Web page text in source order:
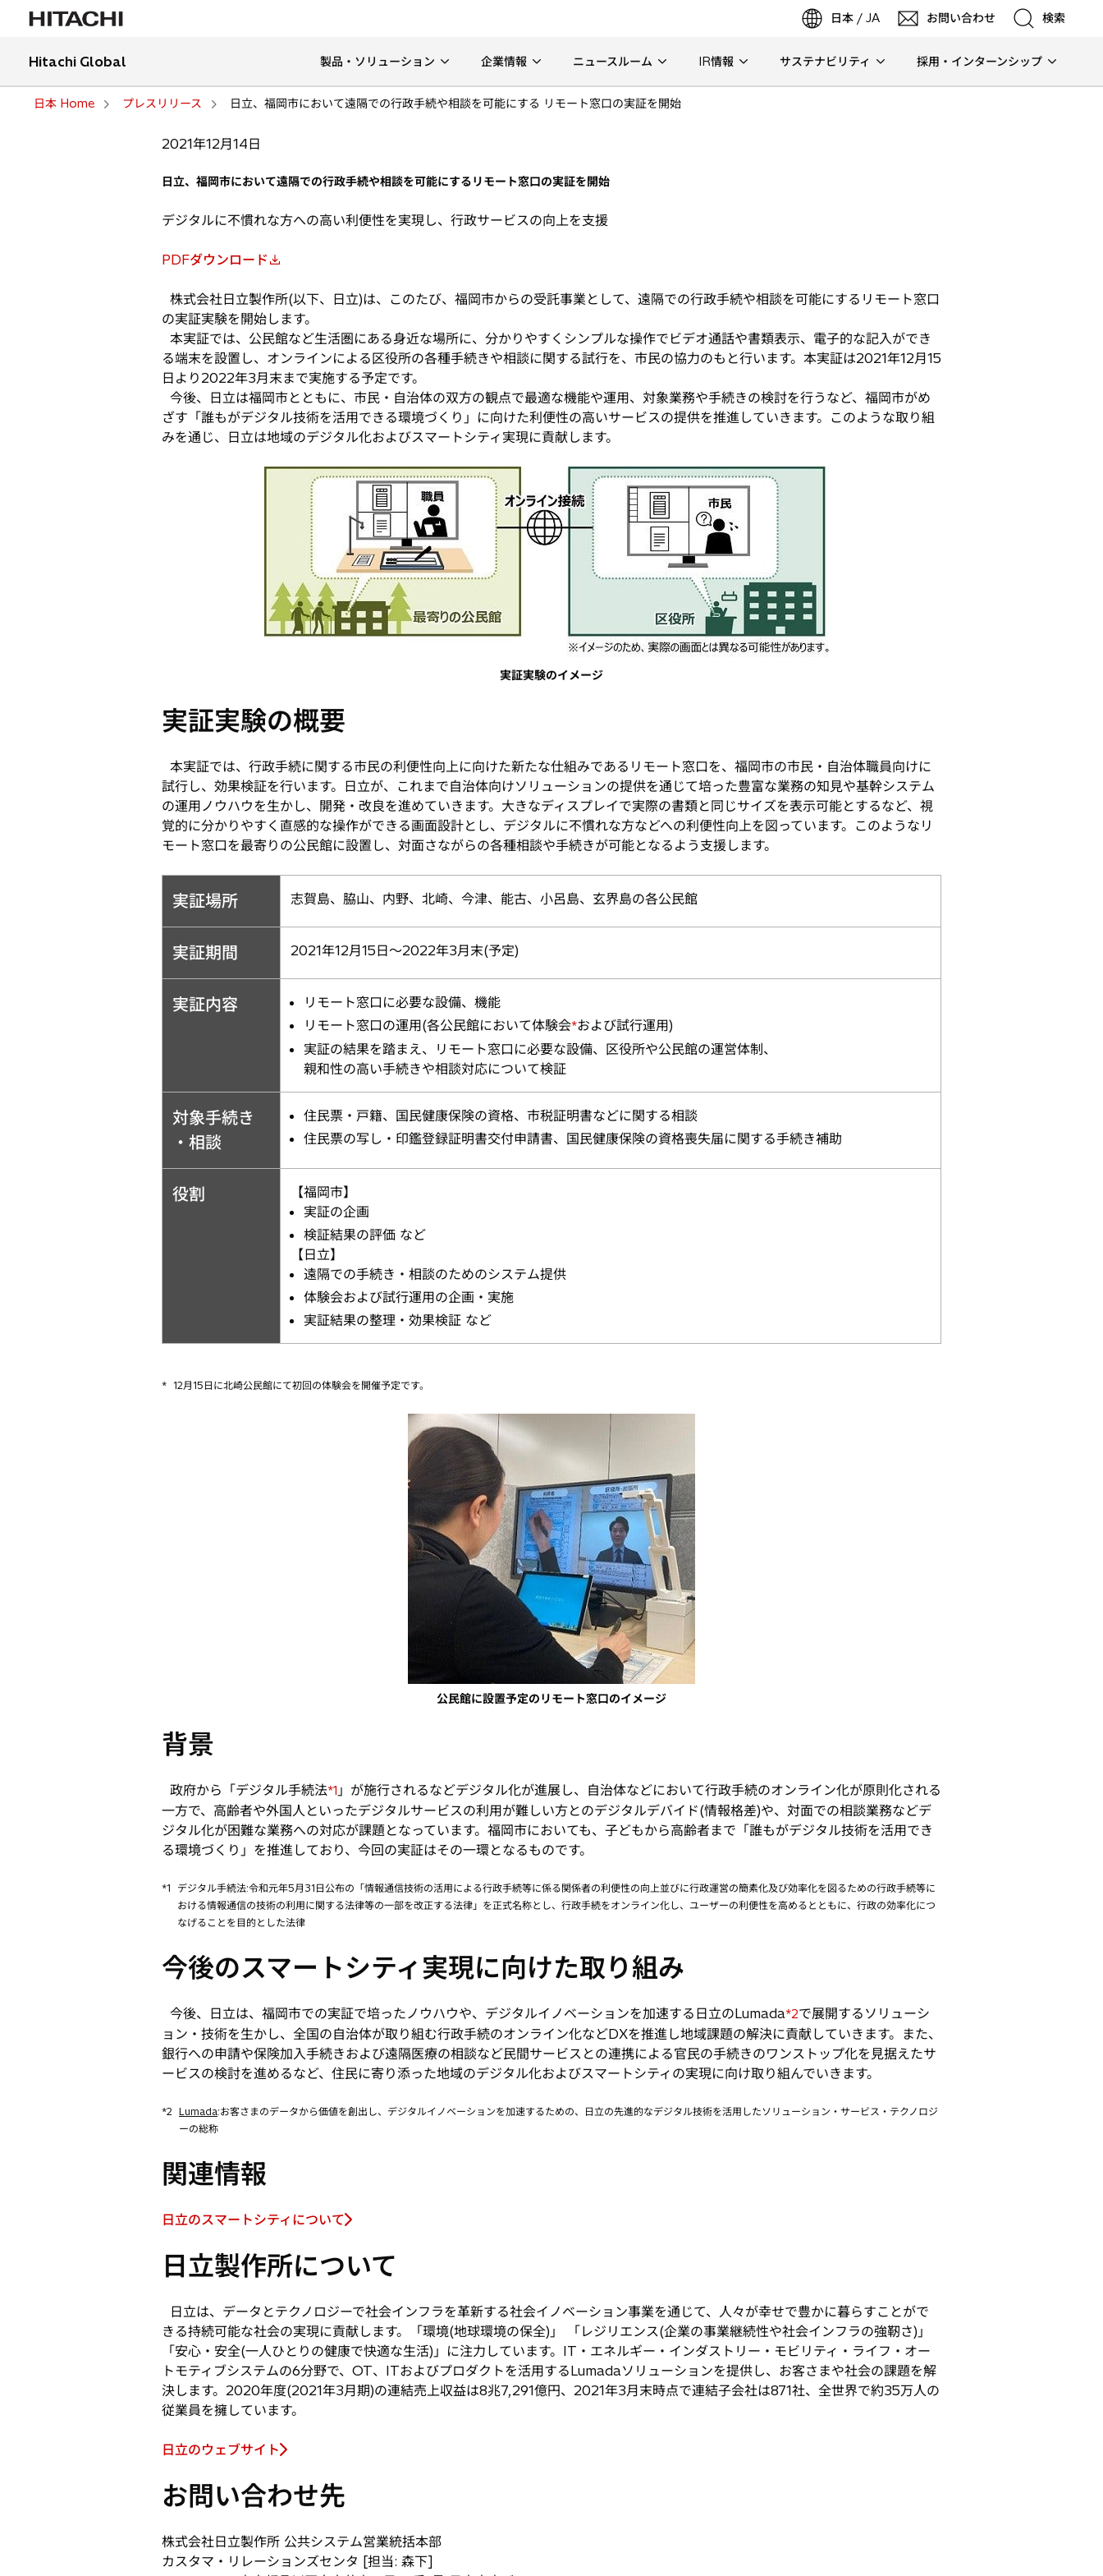
日本 / JA お問い合わせ 検索
検索
Hitachi Global 製品・ソリューション 企業情報 ニュースルーム IR情報 サステナビリティ 採用・インターンシップ
日本 Home プレスリリース 日立、福岡市において遠隔での行政手続や相談を可能にする リモート窓口の実証を開始
2021年12月14日
日立、福岡市において遠隔での行政手続や相談を可能にするリモート窓口の実証を開始
デジタルに不慣れな方への高い利便性を実現し、行政サービスの向上を支援
PDFダウンロード
新
い
タ
ブ
で
開
株式会社日立製作所(以下、日立)は、このたび、福岡市からの受託事業として、遠隔での行政手続や相談を可能にするリモート窓口
の実証実験を開始します。
本実証では、公民館など生活圏にある身近な場所に、分かりやすくシンプルな操作でビデオ通話や書類表示、電子的な記入ができ
る端末を設置し、オンラインによる区役所の各種手続きや相談に関する試行を、市民の協力のもと行います。本実証は2021年12月15
日より2022年3月末まで実施する予定です。
今後、日立は福岡市とともに、市民・自治体の双方の観点で最適な機能や運用、対象業務や手続きの検討を行うなど、福岡市がめ
ざす「誰もがデジタル技術を活用できる環境づくり」に向けた利便性の高いサービスの提供を推進していきます。このような取り組
みを通じ、日立は地域のデジタル化およびスマートシティ実現に貢献します。
実証実験のイメージ
実証実験の概要
本実証では、行政手続に関する市民の利便性向上に向けた新たな仕組みであるリモート窓口を、福岡市の市民・自治体職員向けに
試行し、効果検証を行います。日立が、これまで自治体向けソリューションの提供を通じて培った豊富な業務の知見や基幹システム
の運用ノウハウを生かし、開発・改良を進めていきます。大きなディスプレイで実際の書類と同じサイズを表示可能とするなど、視
覚的に分かりやすく直感的な操作ができる画面設計とし、デジタルに不慣れな方などへの利便性向上を図っています。このようなリ
モート窓口を最寄りの公民館に設置し、対面さながらの各種相談や手続きが可能となるよう支援します。
実証場所 志賀島、脇山、内野、北崎、今津、能古、小呂島、玄界島の各公民館
実証期間 2021年12月15日〜2022年3月末(予定)
実証内容
リモート窓口に必要な設備、機能
リモート窓口の運用(各公民館において体験会*および試行運用)
実証の結果を踏まえ、リモート窓口に必要な設備、区役所や公民館の運営体制、
親和性の高い手続きや相談対応について検証
対象手続き
・相談
住民票・戸籍、国民健康保険の資格、市税証明書などに関する相談
住民票の写し・印鑑登録証明書交付申請書、国民健康保険の資格喪失届に関する手続き補助
役割
【福岡市】
実証の企画
検証結果の評価 など
【日立】
遠隔での手続き・相談のためのシステム提供
体験会および試行運用の企画・実施
実証結果の整理・効果検証 など
* 12月15日に北崎公民館にて初回の体験会を開催予定です。
公民館に設置予定のリモート窓口のイメージ
背景
政府から「デジタル手続法*1 」が施行されるなどデジタル化が進展し、自治体などにおいて行政手続のオンライン化が原則化される
一方で、高齢者や外国人といったデジタルサービスの利用が難しい方とのデジタルデバイド(情報格差)や、対面での相談業務などデ
ジタル化が困難な業務への対応が課題となっています。福岡市においても、子どもから高齢者まで「誰もがデジタル技術を活用でき
る環境づくり」を推進しており、今回の実証はその一環となるものです。
*1
デジタル手続法:令和元年5月31日公布の「情報通信技術の活用による行政手続等に係る関係者の利便性の向上並びに行政運営の簡素化及び効率化を図るための行政手続等に
おける情報通信の技術の利用に関する法律等の一部を改正する法律」を正式名称とし、行政手続をオンライン化し、ユーザーの利便性を高めるとともに、行政の効率化につ
なげることを目的とした法律
今後のスマートシティ実現に向けた取り組み
今後、日立は、福岡市での実証で培ったノウハウや、デジタルイノベーションを加速する日立のLumada*2で展開するソリューシ
ョン・技術を生かし、全国の自治体が取り組む行政手続のオンライン化などDXを推進し地域課題の解決に貢献していきます。また、
銀行への申請や保険加入手続きおよび遠隔医療の相談など民間サービスとの連携による官民の手続きのワンストップ化を見据えたサ
ービスの検討を進めるなど、住民に寄り添った地域のデジタル化およびスマートシティの実現に向け取り組んでいきます。
*2 Lumada:お客さまのデータから価値を創出し、デジタルイノベーションを加速するための、日立の先進的なデジタル技術を活用したソリューション・サービス・テクノロジ
ーの総称
関連情報
日立のスマートシティについて
新
い
ブ
で
開
く
日立製作所について
日立は、データとテクノロジーで社会インフラを革新する社会イノベーション事業を通じて、人々が幸せで豊かに暮らすことがで
きる持続可能な社会の実現に貢献します。「環境(地球環境の保全)」 「レジリエンス(企業の事業継続性や社会インフラの強靭さ)」
「安心・安全(一人ひとりの健康で快適な生活)」に注力しています。IT・エネルギー・インダストリー・モビリティ・ライフ・オー
トモティブシステムの6分野で、OT、ITおよびプロダクトを活用するLumadaソリューションを提供し、お客さまや社会の課題を解
決します。2020年度(2021年3月期)の連結売上収益は8兆7,291億円、2021年3月末時点で連結子会社は871社、全世界で約35万人の
従業員を擁しています。
日立のウェブサイト
お問い合わせ先
株式会社日立製作所 公共システム営業統括本部
カスタマ・リレーションズセンタ [担当: 森下]